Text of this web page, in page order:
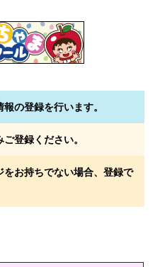
報の登録を行います。
登録ください。
お持ちでない場合、登録で